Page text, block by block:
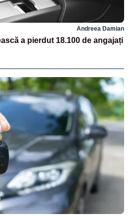
Andreea Damian
a pierdut 18.100 de angajați